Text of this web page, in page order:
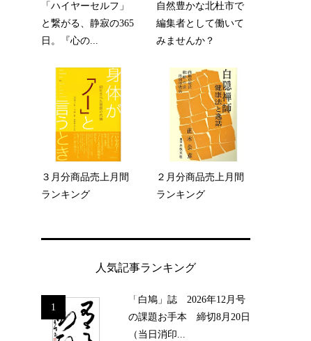
「ハイヤーセルフ」
と繋がる、静寂の365
日。『心の...
自然豊かな北杜市で
編集者として働いて
みませんか？
３月分商品売上月間
ランキング
２月分商品売上月間
ランキング
人気記事ランキング
1
「白鳩」誌 2026年12月号
の課題お手本 締切8月20日
（当日消印...